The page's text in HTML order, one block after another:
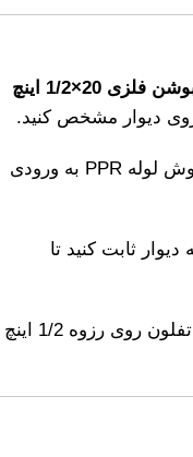
زانو زوج رادیاتوری یکسر بوشن فلزی 20×1/2 اینچ
روی دیوار مشخص کنید.
• لوله‌های 20 میلی‌متری را با دستگاه جوش لوله PPR به ورودی
ثابت کنید تا
• شیرهای رادیاتور را با استفاده از نوار تفلون روی رزوه 1/2 اینچ